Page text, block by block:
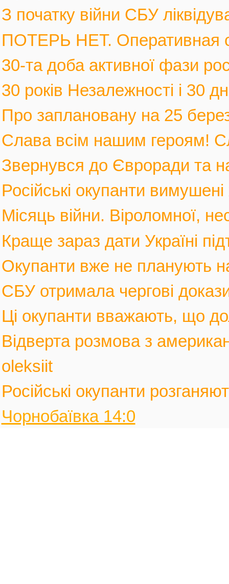
З початку війни СБУ
ПОТЕРЬ НЕТ. Оперативная
30-та доба активної фази
30 років Незалежності і 30
Про заплановану на 25
Слава всім нашим героям!
Звернувся до Євроради та
Російські окупанти
Місяць війни. Віроломної,
Краще зараз дати Україні
Окупанти вже не планують
СБУ отримала чергові
Ці окупанти вважають, що
Відверта розмова з
oleksiit
Російські окупанти
Чорнобаївка 14:0